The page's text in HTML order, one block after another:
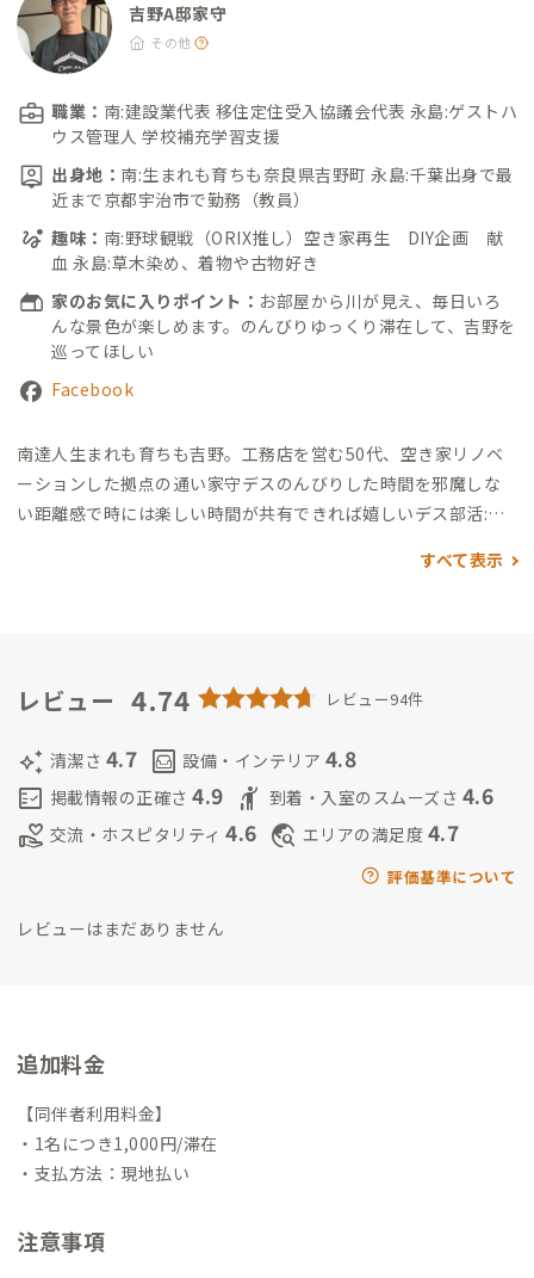
吉野A邸家守
その他
職業： 南:建設業代表 移住定住受入協議会代表 永島:ゲストハ
ウス管理人 学校補充学習支援
出身地： 南:生まれも育ちも奈良県吉野町 永島:千葉出身で最
近まで京都宇治市で勤務（教員）
趣味： 南:野球観戦（ORIX推し）空き家再生 DIY企画 献
血 永島:草木染め、着物や古物好き
家のお気に入りポイント： お部屋から川が見え、毎日いろ
んな景色が楽しめます。のんびりゆっくり滞在して、吉野を
巡ってほしい
Facebook
南達人生まれも育ちも吉野。工務店を営む50代、空き家リノベ
ーションした拠点の通い家守デスのんびりした時間を邪魔しな
い距離感で時には楽しい時間が共有できれば嬉しいデス部活:星
英語が話せて好奇心旺盛デス！ぜひ出会いがありますように
すべて表示
レビュー 4.74 レビュー94件
auto_awesome 清潔さ 4.7 living 設備・インテリア 4.8
fact_check 掲載情報の正確さ 4.9 hail 到着・入室のスムーズさ 4.6
volunteer_activism 交流・ホスピタリティ 4.6 travel_explore エリアの満足度 4.7
評価基準について
レビューはまだありません
追加料金
【同伴者利用料金】
・1名につき1,000円/滞在
・支払方法：現地払い
注意事項